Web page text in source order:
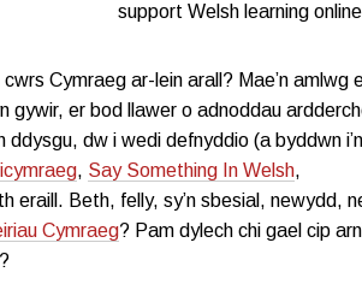
support Welsh learning
Cymraeg ar-lein arall? Mae’n amlwg
gywir, er bod llawer o adnoddau
ddysgu, dw i wedi defnyddio (a byddwn i’n
, Say Something In Welsh,
eraill. Beth, felly, sy’n sbesial, newydd,
Cymraeg? Pam dylech chi gael cip